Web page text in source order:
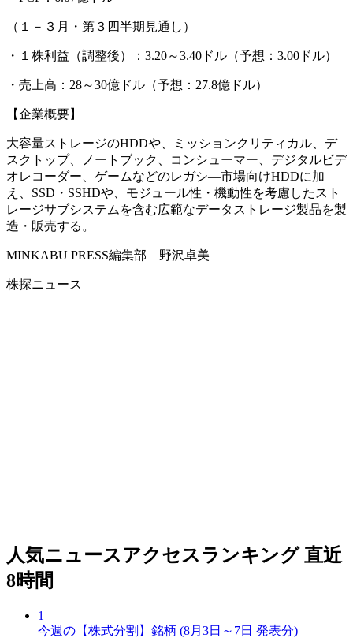
（１－３月・第３四半期見通し）
・１株利益（調整後）：3.20～3.40ドル（予想：3.00ドル）
・売上高：28～30億ドル（予想：27.8億ドル）
【企業概要】
大容量ストレージのHDDや、ミッションクリティカル、デ
スクトップ、ノートブック、コンシューマー、デジタルビデ
オレコーダー、ゲームなどのレガシ―市場向けHDDに加
え、SSD・SSHDや、モジュール性・機動性を考慮したスト
レージサブシステムを含む広範なデータストレージ製品を製
造・販売する。
MINKABU PRESS編集部 野沢卓美
株探ニュース
人気ニュースアクセスランキング 直近
8時間
1
今週の【株式分割】銘柄 (8月3日～7日 発表分)